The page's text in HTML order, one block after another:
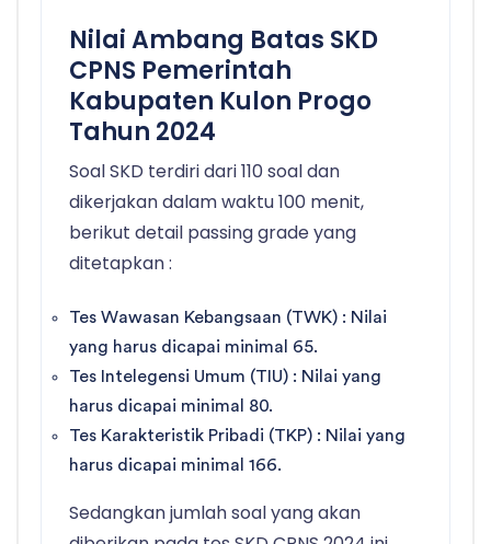
Nilai Ambang Batas SKD
CPNS Pemerintah
Kabupaten Kulon Progo
Tahun 2024
Soal SKD terdiri dari 110 soal dan
dikerjakan dalam waktu 100 menit,
berikut detail passing grade yang
ditetapkan :
Tes Wawasan Kebangsaan (TWK) : Nilai
yang harus dicapai minimal 65.
Tes Intelegensi Umum (TIU) : Nilai yang
harus dicapai minimal 80.
Tes Karakteristik Pribadi (TKP) : Nilai yang
harus dicapai minimal 166.
Sedangkan jumlah soal yang akan